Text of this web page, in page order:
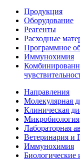
Продукция
Оборудование
Реагенты
Расходные
Программное
Иммунохимия
Направления
Молекулярная
Клиническая
Микробиология
Лабораторная
Ветеринария
Иммунохимия
Биологические